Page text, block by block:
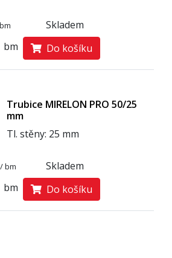
Skladem
bm
Do košíku
Trubice MIRELON PRO 50/25
mm
Tl. stěny: 25 mm
bm
Skladem
bm
Do košíku